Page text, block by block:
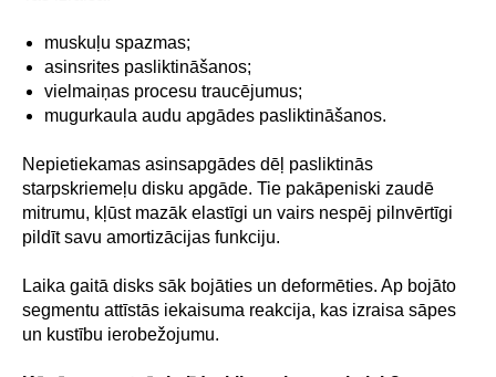
muskuļu spazmas;
asinsrites pasliktināšanos;
vielmaiņas procesu traucējumus;
mugurkaula audu apgādes pasliktināšanos.
Nepietiekamas asinsapgādes dēļ pasliktinās
starpskriemeļu disku apgāde. Tie pakāpeniski zaudē
mitrumu, kļūst mazāk elastīgi un vairs nespēj pilnvērtīgi
pildīt savu amortizācijas funkciju.
Laika gaitā disks sāk bojāties un deformēties. Ap bojāto
segmentu attīstās iekaisuma reakcija, kas izraisa sāpes
un kustību ierobežojumu.